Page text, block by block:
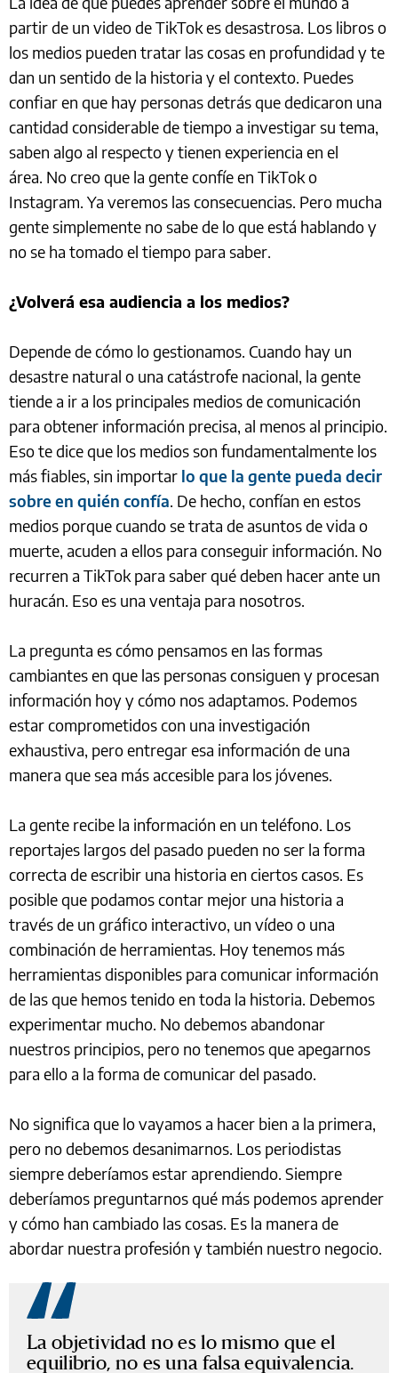
partir de un video de TikTok es desastrosa. Los libros o
los medios pueden tratar las cosas en profundidad y te
dan un sentido de la historia y el contexto. Puedes
confiar en que hay personas detrás que dedicaron una
cantidad considerable de tiempo a investigar su tema,
saben algo al respecto y tienen experiencia en el
área. No creo que la gente confíe en TikTok o
Instagram. Ya veremos las consecuencias. Pero mucha
gente simplemente no sabe de lo que está hablando y
no se ha tomado el tiempo para saber.
¿Volverá esa audiencia a los medios?
Depende de cómo lo gestionamos. Cuando hay un
desastre natural o una catástrofe nacional, la gente
tiende a ir a los principales medios de comunicación
para obtener información precisa, al menos al principio.
Eso te dice que los medios son fundamentalmente los
más fiables, sin importar lo que la gente pueda decir
sobre en quién confía. De hecho, confían en estos
medios porque cuando se trata de asuntos de vida o
muerte, acuden a ellos para conseguir información. No
recurren a TikTok para saber qué deben hacer ante un
huracán. Eso es una ventaja para nosotros.
La pregunta es cómo pensamos en las formas
cambiantes en que las personas consiguen y procesan
información hoy y cómo nos adaptamos. Podemos
estar comprometidos con una investigación
exhaustiva, pero entregar esa información de una
manera que sea más accesible para los jóvenes.
La gente recibe la información en un teléfono. Los
reportajes largos del pasado pueden no ser la forma
correcta de escribir una historia en ciertos casos. Es
posible que podamos contar mejor una historia a
través de un gráfico interactivo, un vídeo o una
combinación de herramientas. Hoy tenemos más
herramientas disponibles para comunicar información
de las que hemos tenido en toda la historia. Debemos
experimentar mucho. No debemos abandonar
nuestros principios, pero no tenemos que apegarnos
para ello a la forma de comunicar del pasado.
No significa que lo vayamos a hacer bien a la primera,
pero no debemos desanimarnos. Los periodistas
siempre deberíamos estar aprendiendo. Siempre
deberíamos preguntarnos qué más podemos aprender
y cómo han cambiado las cosas. Es la manera de
abordar nuestra profesión y también nuestro negocio.
La objetividad no es lo mismo que el
equilibrio, no es una falsa equivalencia.